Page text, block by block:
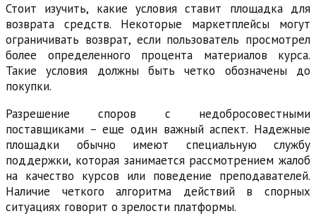
Стоит изучить, какие условия ставит площадка для
возврата средств. Некоторые маркетплейсы могут
ограничивать возврат, если пользователь просмотрел
более определенного процента материалов курса.
Такие условия должны быть четко обозначены до
покупки.
Разрешение споров с недобросовестными
поставщиками – еще один важный аспект. Надежные
площадки обычно имеют специальную службу
поддержки, которая занимается рассмотрением жалоб
на качество курсов или поведение преподавателей.
Наличие четкого алгоритма действий в спорных
ситуациях говорит о зрелости платформы.